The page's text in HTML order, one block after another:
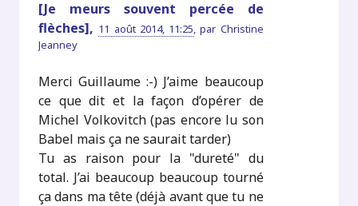
[Je meurs souvent percée de
flèches], 11 août 2014, 11:25,par Christine
Jeanney
Merci Guillaume :-) J’aime beaucoup
ce que dit et la façon d’opérer de
Michel Volkovitch (pas encore lu son
Babel mais ça ne saurait tarder)
Tu as raison pour la "dureté" du
total. J’ai beaucoup beaucoup tourné
ça dans ma tête (déjà avant que tu ne